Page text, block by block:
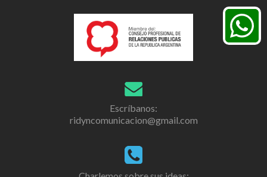
Escríbanos:
ridyncomunicacion@gmail.com